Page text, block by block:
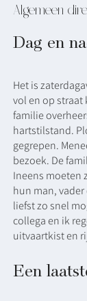
Algemeen
Dag en
Het is
vol en op straat
familie
hartstilstand.
gegrepen.
bezoek. De
Ineens moeten
hun man,
liefst zo snel
collega en ik
uitvaartkist en
Een